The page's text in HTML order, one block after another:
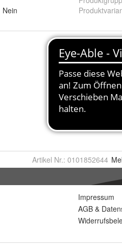
Nein
Artikel Nr.: 0101852644
Impressum
AGB &